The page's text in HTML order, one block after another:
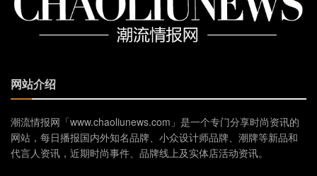
网站介绍
潮流情报网「www.chaoliunews.com」是一个专门分享时尚资讯的
网站，每日播报国内外知名品牌、小众设计师品牌、潮牌等新品和
代言人资讯，近期时尚事件、品牌线上及实体店活动资讯。